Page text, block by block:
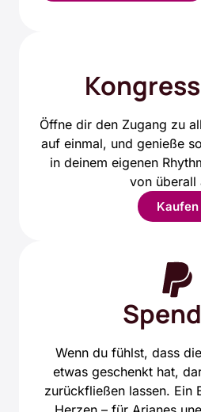
Öffne dir den Zugang zu
auf einmal, und genieße
in deinem eigenen
von überall
Kaufen
Wenn du fühlst, dass
etwas geschenkt hat,
zurückfließen lassen. Ein